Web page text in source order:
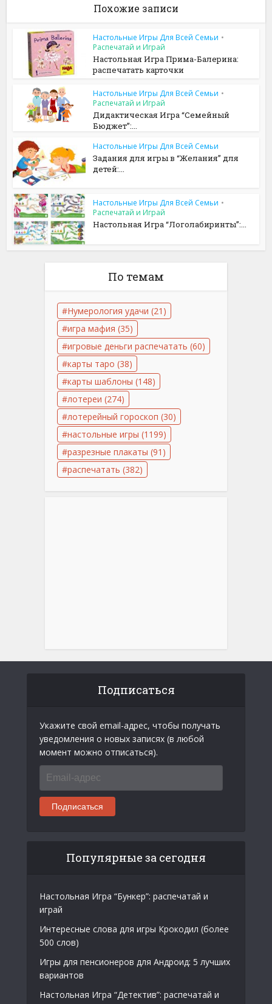
Похожие записи
Настольные Игры Для Всей Семьи •
Распечатай и Играй
Настольная Игра Прима-Балерина:
распечатать карточки
Настольные Игры Для Всей Семьи •
Распечатай и Играй
Дидактическая Игра “Семейный
Бюджет”:...
Настольные Игры Для Всей Семьи
Задания для игры в “Желания” для
детей:...
Настольные Игры Для Всей Семьи •
Распечатай и Играй
Настольная Игра “Логолабиринты”:...
По темам
Нумерология удачи (21)
игра мафия (35)
игровые деньги распечатать (60)
карты таро (38)
карты шаблоны (148)
лотереи (274)
лотерейный гороскоп (30)
настольные игры (1199)
разрезные плакаты (91)
распечатать (382)
Подписаться
Укажите свой email-адрес, чтобы получать
уведомления о новых записях (в любой
момент можно отписаться).
Email-
адрес
Подписаться
Популярные за сегодня
Настольная Игра “Бункер”: распечатай и
играй
Интересные слова для игры Крокодил (более
500 слов)
Игры для пенсионеров для Андроид: 5 лучших
вариантов
Настольная Игра “Детектив”: распечатай и